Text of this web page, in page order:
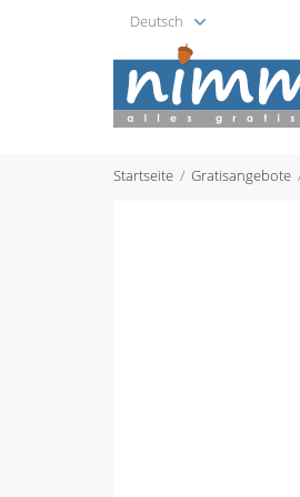
Deutsch
Startseite Gratisangebote